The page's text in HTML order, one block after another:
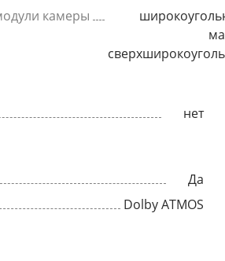
камеры
нет
Да
Dolby ATMOS